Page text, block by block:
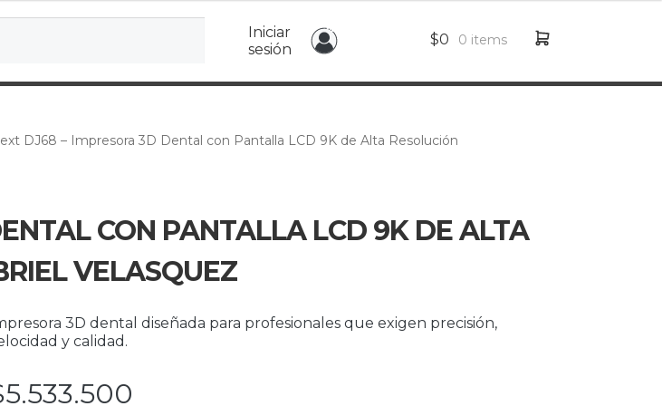
Iniciar
sesión
$0 0 items
DJ68 – Impresora 3D Dental con Pantalla LCD 9K de Alta Resolución
CON PANTALLA LCD 9K DE ALTA
VELASQUEZ
3D dental diseñada para profesionales que exigen precisión,
y calidad.
5.533.500